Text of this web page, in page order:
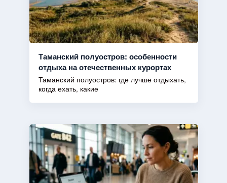
Таманский полуостров: особенности
отдыха на отечественных курортах
Таманский полуостров: где лучше отдыхать,
когда ехать, какие